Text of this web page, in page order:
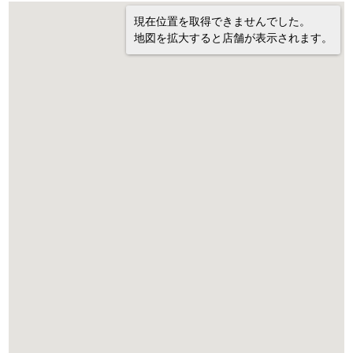
現在位置を取得できませんでした。
地図を拡大すると店舗が表示されます。